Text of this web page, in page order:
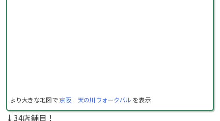
より大きな地図で京阪 天の川ウォークバル を表示
↓34店舗目！